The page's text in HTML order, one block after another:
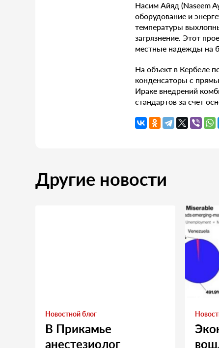
Насим Айяд (Naseem
оборудование и
температуры
загрязнение. Этот
местные надежды на
На объект в Кербеле
конденсаторы с
Ираке внедрений
стандартов за счет
Другие новости
Новостной блог
В Прикамье
анестезиолог